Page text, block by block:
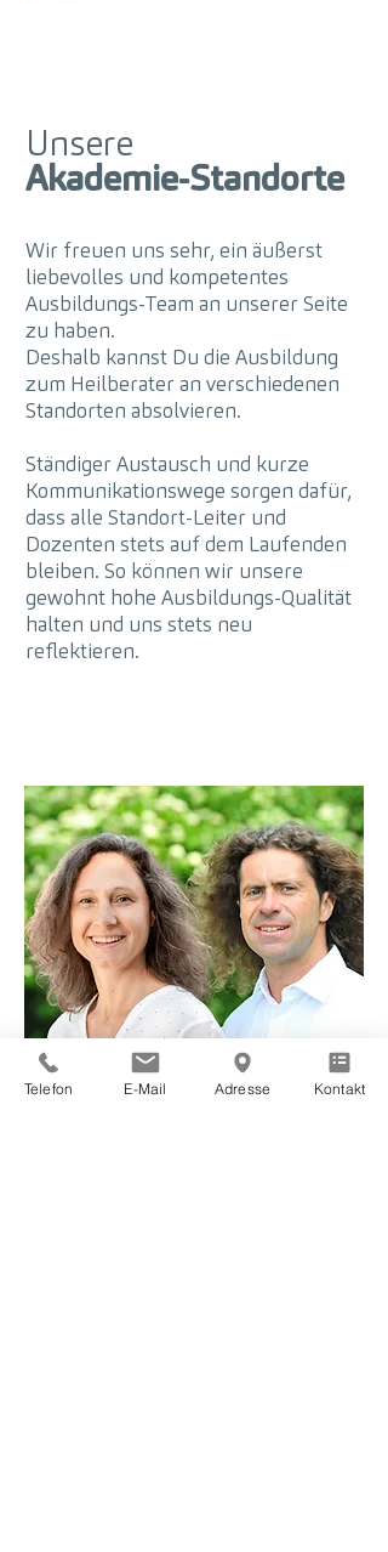
Unsere
Akademie-Standorte
Wir freuen uns sehr, ein äußerst
liebevolles und kompetentes
Ausbildungs-Team an unserer Seite
zu haben.
Deshalb kannst Du die Ausbildung
zum Heilberater an verschiedenen
Standorten absolvieren.
Ständiger Austausch und kurze
Kommunikationswege sorgen dafür,
dass alle Standort-Leiter und
Dozenten stets auf dem Laufenden
bleiben. So können wir unsere
gewohnt hohe Ausbildungs-Qualität
halten und uns stets neu
reflektieren.
Telefon E-Mail Adresse Kontakt